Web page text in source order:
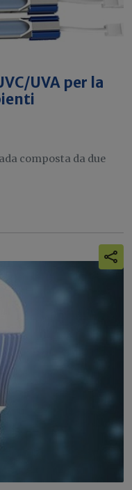
UVA per la
composta da due